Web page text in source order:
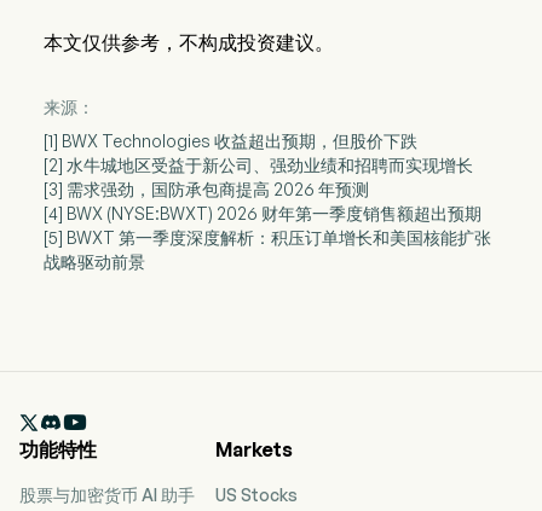
本文仅供参考，不构成投资建议。
来源：
[1] BWX Technologies 收益超出预期，但股价下跌
[2] 水牛城地区受益于新公司、强劲业绩和招聘而实现增长
[3] 需求强劲，国防承包商提高 2026 年预测
[4] BWX (NYSE:BWXT) 2026 财年第一季度销售额超出预期
[5] BWXT 第一季度深度解析：积压订单增长和美国核能扩张
战略驱动前景

功能特性
股票与加密货币 AI 助手
Markets
US Stocks